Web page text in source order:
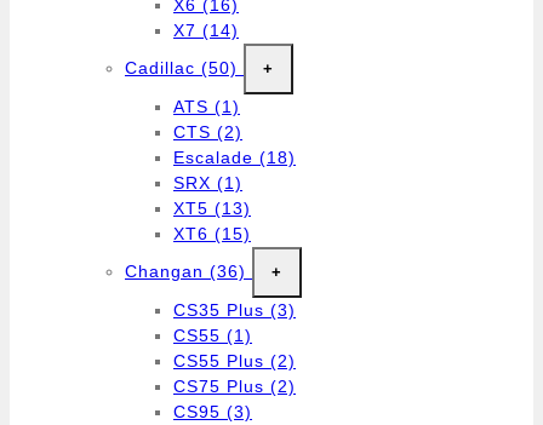
X6 (16)
X7 (14)
Cadillac (50) +
ATS (1)
CTS (2)
Escalade (18)
SRX (1)
XT5 (13)
XT6 (15)
Changan (36) +
CS35 Plus (3)
CS55 (1)
CS55 Plus (2)
CS75 Plus (2)
CS95 (3)